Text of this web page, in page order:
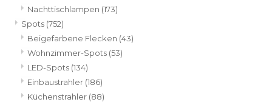
Nachttischlampen (173)
Spots (752)
Beigefarbene Flecken (43)
Wohnzimmer-Spots (53)
LED-Spots (134)
Einbaustrahler (186)
Küchenstrahler (88)